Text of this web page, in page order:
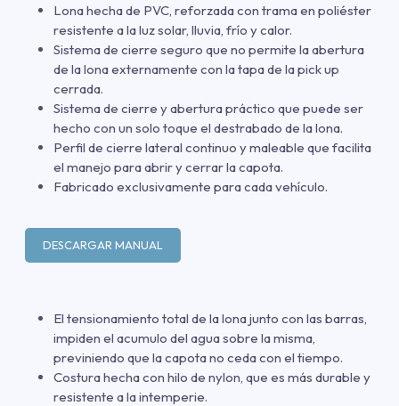
Lona hecha de PVC, reforzada con trama en poliéster
resistente a la luz solar, lluvia, frío y calor.
Sistema de cierre seguro que no permite la abertura
de la lona externamente con la tapa de la pick up
cerrada.
Sistema de cierre y abertura práctico que puede ser
hecho con un solo toque el destrabado de la lona.
Perfil de cierre lateral continuo y maleable que facilita
el manejo para abrir y cerrar la capota.
Fabricado exclusivamente para cada vehículo.
DESCARGAR MANUAL
El tensionamiento total de la lona junto con las barras,
impiden el acumulo del agua sobre la misma,
previniendo que la capota no ceda con el tiempo.
Costura hecha con hilo de nylon, que es más durable y
resistente a la intemperie.